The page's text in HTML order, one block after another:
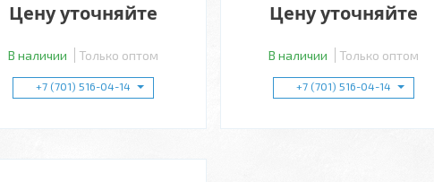
Цену уточняйте
В наличии Только оптом
+7 (701) 516-04-14
Цену уточняйте
В наличии Только оптом
+7 (701) 516-04-14